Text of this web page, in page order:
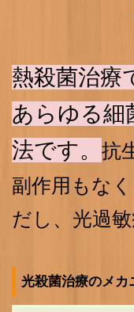
熱殺菌治療
あらゆる細
法です。 抗
副作用もな
だし、光過
光殺菌治療のメカ